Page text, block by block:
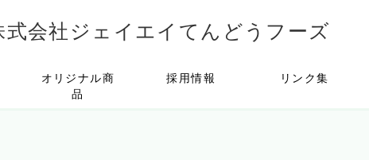
式会社ジェイエイてんどうフーズ
オリジナル商
品
採用情報 リンク集